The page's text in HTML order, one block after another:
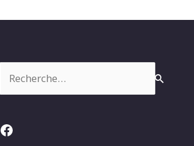
Facebook